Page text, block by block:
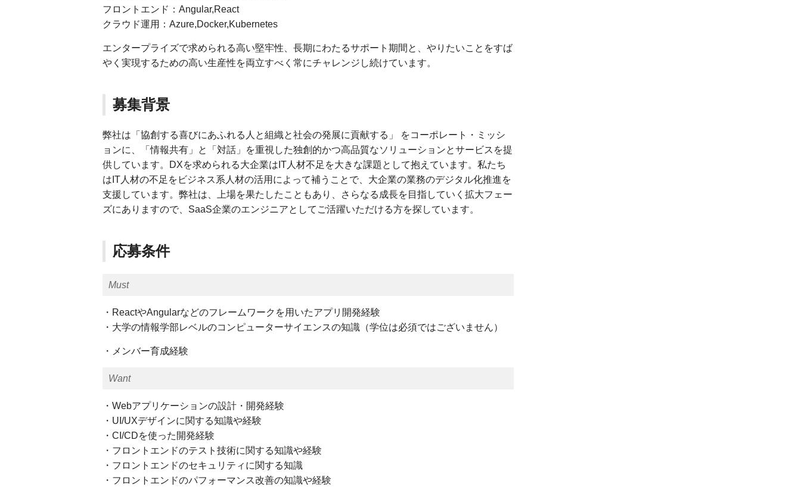
フロントエンド：Angular,React
クラウド運用：Azure,Docker,Kubernetes
エンタープライズで求められる高い堅牢性、長期にわたるサポート期間と、やりたいことをすば
やく実現するための高い生産性を両立すべく常にチャレンジし続けています。
募集背景
弊社は「協創する喜びにあふれる人と組織と社会の発展に貢献する」 をコーポレート・ミッシ
ョンに、「情報共有」と「対話」を重視した独創的かつ高品質なソリューションとサービスを提
供しています。DXを求められる大企業はIT人材不足を大きな課題として抱えています。私たち
はIT人材の不足をビジネス系人材の活用によって補うことで、大企業の業務のデジタル化推進を
支援しています。弊社は、上場を果たしたこともあり、さらなる成長を目指していく拡大フェー
ズにありますので、SaaS企業のエンジニアとしてご活躍いただける方を探しています。
応募条件
Must
・ReactやAngularなどのフレームワークを用いたアプリ開発経験
・大学の情報学部レベルのコンピューターサイエンスの知識（学位は必須ではございません）
・メンバー育成経験
Want
・Webアプリケーションの設計・開発経験
・UI/UXデザインに関する知識や経験
・CI/CDを使った開発経験
・フロントエンドのテスト技術に関する知識や経験
・フロントエンドのセキュリティに関する知識
・フロントエンドのパフォーマンス改善の知識や経験